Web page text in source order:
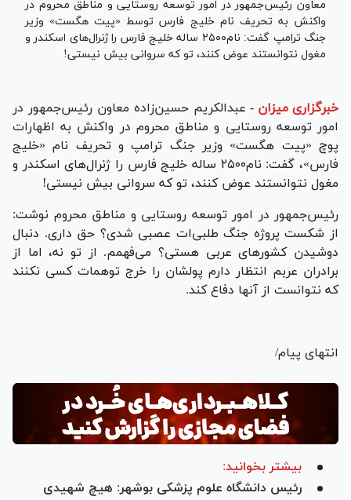
معاون رئیس‌جمهور در امور توسعه روستایی و مناطق محروم در
واکنش به تحریف نام خلیج فارس توسط «پیت هگست» وزیر
جنگ ترامپ گفت: نام۲۵۰۰ ساله خلیج فارس را ژنرال‌های اسکندر و
مغول نتوانستند عوض کنند، تو که سروانی بیش نیستی!
خبرگزاری میزان - عبدالکریم حسین‌زاده معاون رئیس‌جمهور در
امور توسعه روستایی و مناطق محروم در واکنش به اظهارات
پوچ «پیت هگست» وزیر جنگ ترامپ و تحریف نام «خلیج
فارس»، گفت: نام۲۵۰۰ ساله خلیج فارس را ژنرال‌های اسکندر و
مغول نتوانستند عوض کنند، تو که سروانی بیش نیستی!
رئیس‌جمهور در امور توسعه روستایی و مناطق محروم نوشت:
از شکست پروژه جنگ طلبی‌ات عصبی شدی؟ حق داری. دنبال
دوشیدن کشور‌های عربی هستی؟ می‌فهمم. از تو نه، اما از
برادران عربم انتظار دارم پولشان را خرج توهمات کسی نکنند
که نتوانست از آنها دفاع کند.
انتهای پیام/
بیشتر بخوانید:
رئیس دانشگاه علوم پزشکی بوشهر: هیچ شهیدی